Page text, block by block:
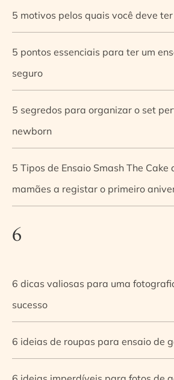
5 motivos pelos quais você deve
5 pontos essenciais para ter um
seguro
5 segredos para organizar o set
newborn
5 Tipos de Ensaio Smash The Cake
mamães a registar o primeiro
6
6 dicas valiosas para uma
sucesso
6 ideias de roupas para ensaio de